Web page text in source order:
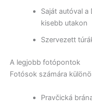
Saját autóval
kisebb utakon
Szervezett
A legjobb fotópontok
Fotósok számára
Pravčická